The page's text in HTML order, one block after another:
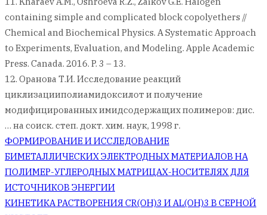
containing simple and complicated block copolyethers //
Chemical and Biochemical Physics. A Systematic Approach
to Experiments, Evaluation, and Modeling. Apple Academic
Press. Canada. 2016. P. 3 – 13.
12. Оранова Т.И. Исследование реакций
циклизацииполиамидоксилот и получение
модифицированных имидсодержащих полимеров: дис.
… на соиск. степ. докт. хим. наук, 1998 г.
Навигация
по
записям
ФОРМИРОВАНИЕ И ИССЛЕДОВАНИЕ
БИМЕТАЛЛИЧЕСКИХ ЭЛЕКТРОДНЫХ МАТЕРИАЛОВ НА
ПОЛИМЕР-УГЛЕРОДНЫХ МАТРИЦАХ-НОСИТЕЛЯХ ДЛЯ
ИСТОЧНИКОВ ЭНЕРГИИ
КИНЕТИКА РАСТВОРЕНИЯ CR(OH)3 И AL(OH)3 В СЕРНОЙ